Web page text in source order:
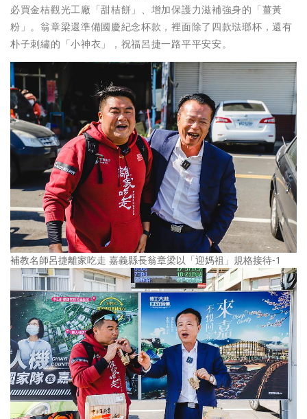
必買金桔觀光工廠「甜桔餅」、增加保護力滋補強身的「薑黃
粉」。翁章梁還準備國慶紀念杯款，裡面除了四款琺瑯杯，還有
朴子刺繡的「小神衣」，祝福呂捷一路平平安安。
補教名師呂捷離家吃走 嘉義縣長翁章梁以「迎媽祖」規格接待-1